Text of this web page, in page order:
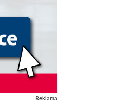
Reklama